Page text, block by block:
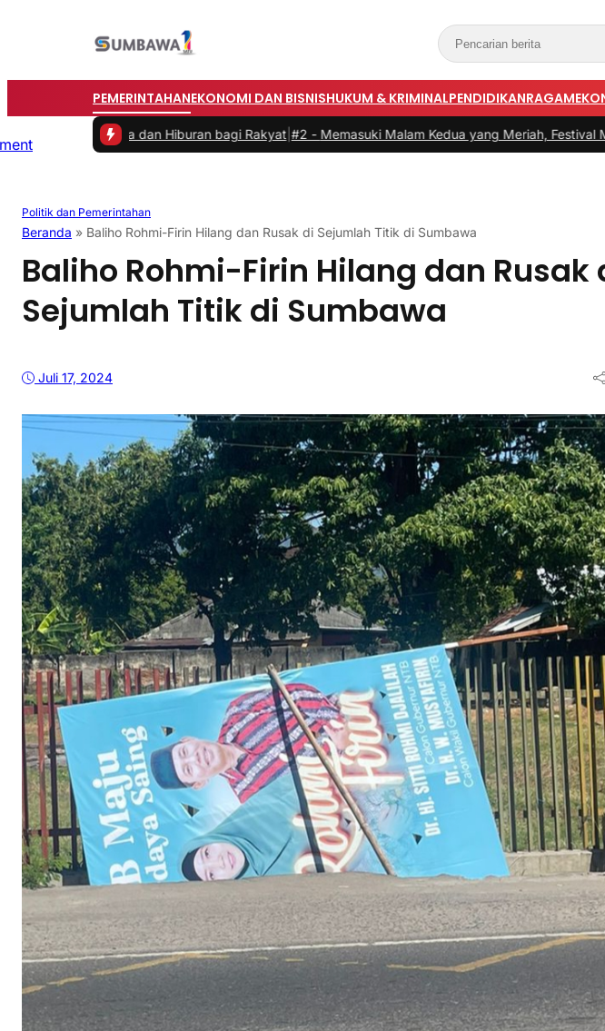
PEMERINTAHANEKONOMI DAN BISNISHUKUM & KRIMINALPENDIDIKANRAGAM
dan Hiburan bagi Rakyat|#2 -Memasuki Malam Kedua yang Meriah, Festival Muharam-
Politik dan Pemerintahan
Beranda » Baliho Rohmi-Firin Hilang dan Rusak di Sejumlah Titik di Sumbawa
Baliho Rohmi-Firin Hilang dan Rusak
Sejumlah Titik di Sumbawa
Juli 17, 2024